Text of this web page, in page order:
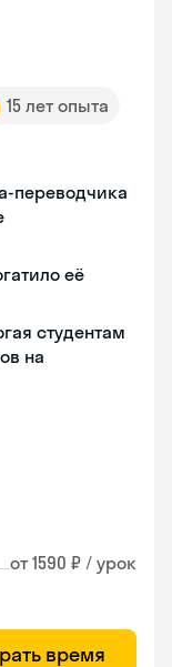
15 лет опыта
переводчика
её
студентам
на
от 1590 ₽ / урок
время